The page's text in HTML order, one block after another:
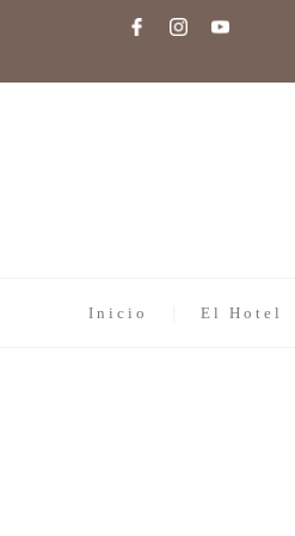
Inicio El Hotel